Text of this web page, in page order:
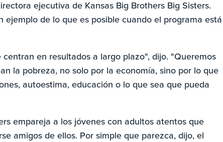
ejecutiva de Kansas Big Brothers Big Sisters.
ejemplo de lo que es posible cuando el programa está
en resultados a largo plazo", dijo. "Queremos
la pobreza, no solo por la economía, sino por lo que
autoestima, educación o lo que sea que pueda
empareja a los jóvenes con adultos atentos que
amigos de ellos. Por simple que parezca, dijo, el